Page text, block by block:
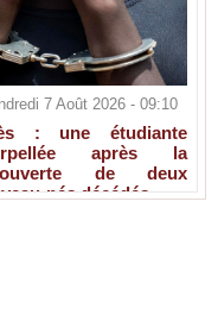
7 Août 2026 - 09:10
: une étudiante
après la
de deux
nés décédés